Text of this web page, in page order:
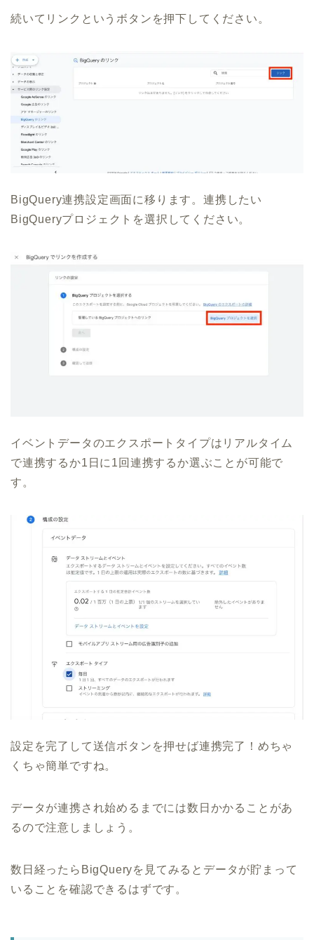
続いてリンクというボタンを押下してください。
BigQuery連携設定画面に移ります。連携したい
BigQueryプロジェクトを選択してください。
イベントデータのエクスポートタイプはリアルタイム
で連携するか1日に1回連携するか選ぶことが可能で
す。
設定を完了して送信ボタンを押せば連携完了！めちゃ
くちゃ簡単ですね。
データが連携され始めるまでには数日かかることがあ
るので注意しましょう。
数日経ったらBigQueryを見てみるとデータが貯まって
いることを確認できるはずです。